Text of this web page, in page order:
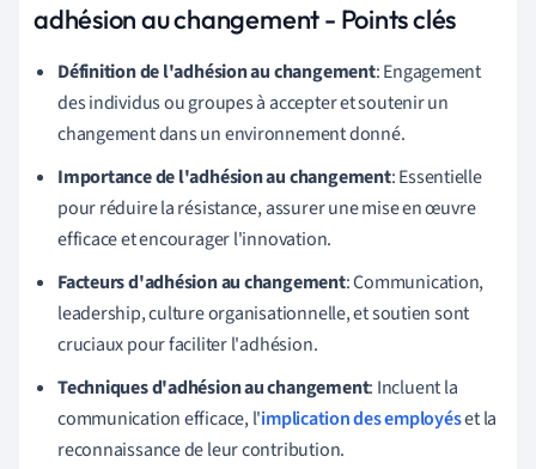
adhésion au changement - Points clés
Définition de l'adhésion au changement: Engagement
des individus ou groupes à accepter et soutenir un
changement dans un environnement donné.
Importance de l'adhésion au changement: Essentielle
pour réduire la résistance, assurer une mise en œuvre
efficace et encourager l'innovation.
Facteurs d'adhésion au changement: Communication,
leadership, culture organisationnelle, et soutien sont
cruciaux pour faciliter l'adhésion.
Techniques d'adhésion au changement: Incluent la
communication efficace, l'implication des employéset la
reconnaissance de leur contribution.